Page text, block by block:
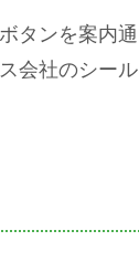
タンを案内
会社のシー